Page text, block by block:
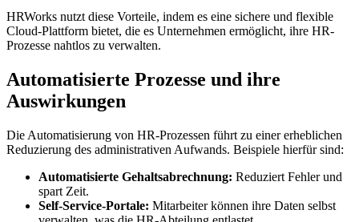
HRWorks nutzt diese Vorteile, indem es eine sichere und flexible
Cloud-Plattform bietet, die es Unternehmen ermöglicht, ihre HR-
Prozesse nahtlos zu verwalten.
Automatisierte Prozesse und ihre
Auswirkungen
Die Automatisierung von HR-Prozessen führt zu einer erheblichen
Reduzierung des administrativen Aufwands. Beispiele hierfür sind:
Automatisierte Gehaltsabrechnung: Reduziert Fehler und
spart Zeit.
Self-Service-Portale: Mitarbeiter können ihre Daten selbst